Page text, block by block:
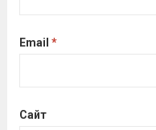
Email *
Сайт